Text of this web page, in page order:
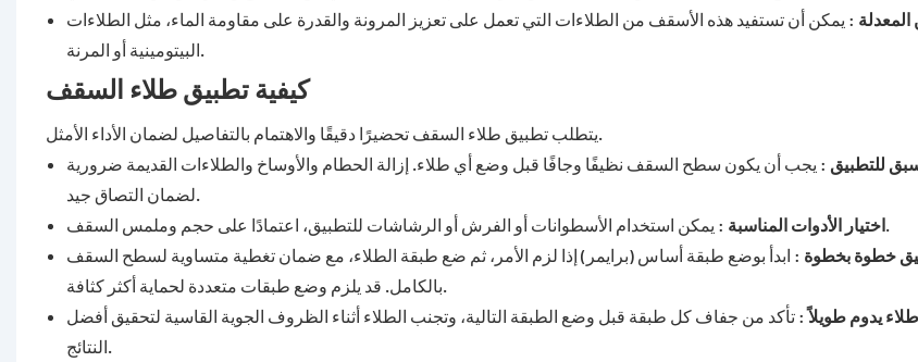
: يمكن أن تستفيد هذه الأسقف من الطلاءات التي تعمل على تعزيز المرونة والقدرة على مقاومة الماء، مثل الطلاءات
كيفية تطبيق طلاء السقف
للتطبيق : يجب أن يكون سطح السقف نظيفًا وجافًا قبل وضع أي طلاء. إزالة الحطام والأوساخ والطلاءات القديمة ضرورية
اختيار الأدوات المناسبة
خطوة بخطوة : ابدأ بوضع طبقة أساس (برايمر) إذا لزم الأمر، ثم ضع طبقة الطلاء، مع ضمان تغطية متساوية لسطح السقف
يدوم طويلاً: تأكد من جفاف كل طبقة قبل وضع الطبقة التالية، وتجنب الطلاء أثناء الظروف الجوية القاسية لتحقيق أفضل